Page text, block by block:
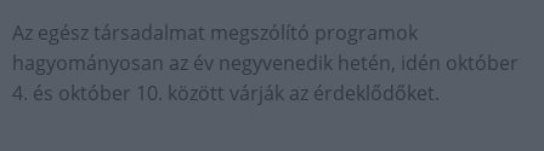
Az egész társadalmat megszólító programok
hagyományosan az év negyvenedik hetén, idén október
4. és október 10. között várják az érdeklődőket.